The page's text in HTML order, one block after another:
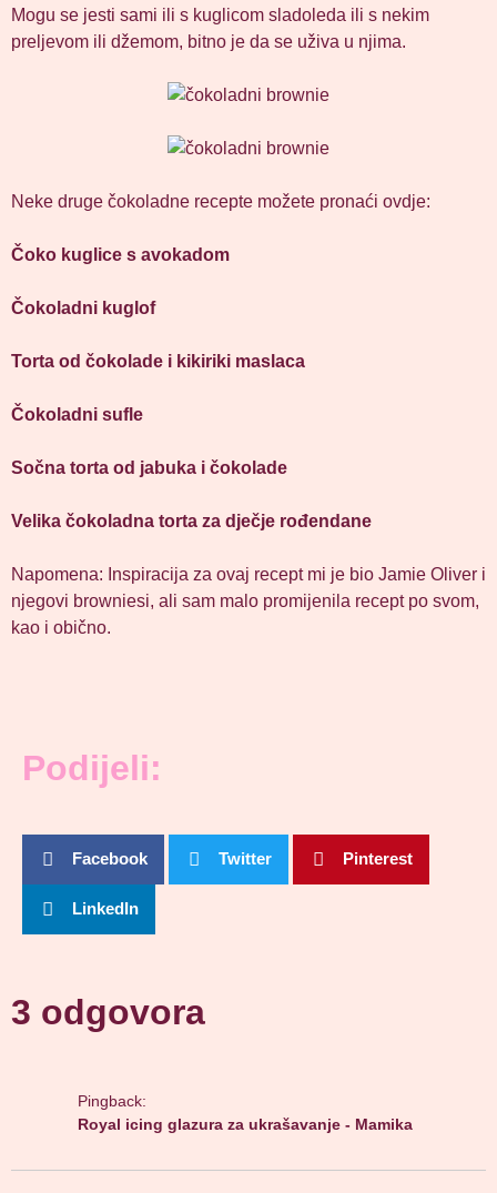
Mogu se jesti sami ili s kuglicom sladoleda ili s nekim
preljevom ili džemom, bitno je da se uživa u njima.
Neke druge čokoladne recepte možete pronaći ovdje:
Čoko kuglice s avokadom
Čokoladni kuglof
Torta od čokolade i kikiriki maslaca
Čokoladni sufle
Sočna torta od jabuka i čokolade
Velika čokoladna torta za dječje rođendane
Napomena: Inspiracija za ovaj recept mi je bio Jamie Oliver i
njegovi browniesi, ali sam malo promijenila recept po svom,
kao i obično.
Podijeli:
Facebook Twitter Pinterest
LinkedIn
3 odgovora
Pingback:
Royal icing glazura za ukrašavanje - Mamika